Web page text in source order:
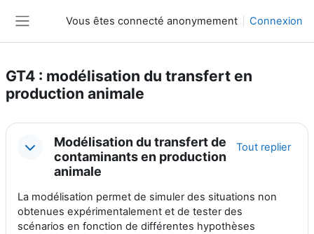
Vous êtes connecté anonymement Connexion
GT4 : modélisation du transfert en
production animale
Résumé de section
Modélisation du transfert de
contaminants en production
animale
Tout replier
La modélisation permet de simuler des situations non
obtenues expérimentalement et de tester des
scénarios en fonction de différentes hypothèses